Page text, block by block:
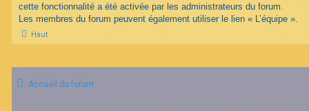
cette fonctionnalité a été activée par les administrateurs du forum.
Les membres du forum peuvent également utiliser le lien « L’équipe ».
Haut
Accueil du forum